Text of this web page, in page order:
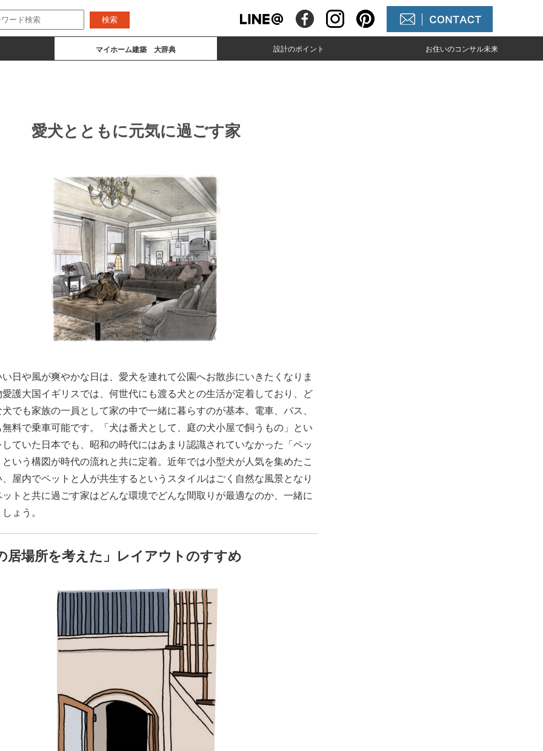
マイホーム建築 大辞典 設計のポイント お住いのコンサル未来
愛犬とともに元気に過ごす家
愛犬とともに元気に過ごす家
日や風が爽やかな日は、愛犬を連れて公園へお散歩にいきたくなりま
護大国イギリスでは、何世代にも渡る犬との生活が定着しており、ど
でも家族の一員として家の中で一緒に暮らすのが基本。電車、バス、
料で乗車可能です。「犬は番犬として、庭の犬小屋で飼うもの」とい
ていた日本でも、昭和の時代にはあまり認識されていなかった「ペッ
いう構図が時代の流れと共に定着。近年では小型犬が人気を集めたこ
屋内でペットと人が共生するというスタイルはごく自然な風景となり
トと共に過ごす家はどんな環境でどんな間取りが最適なのか、一緒に
ょう。
居場所を考えた」レイアウトのすすめ